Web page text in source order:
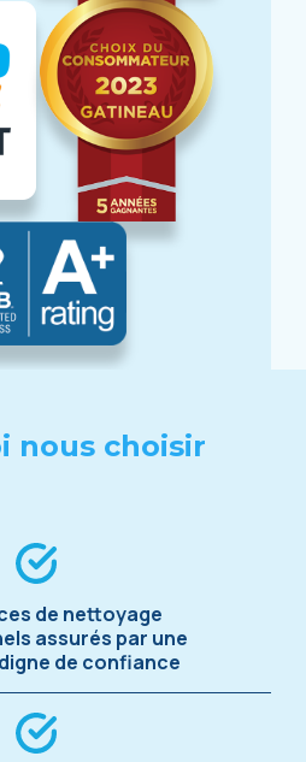
nous choisir
de nettoyage
assurés par une
de confiance